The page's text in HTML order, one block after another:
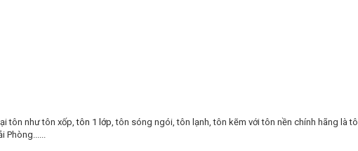
tôn như tôn xốp,tôn 1 lớp, tôn sóng ngói, tôn lạnh, tôn kẽm với tôn nền chính hãng là
Phòng......